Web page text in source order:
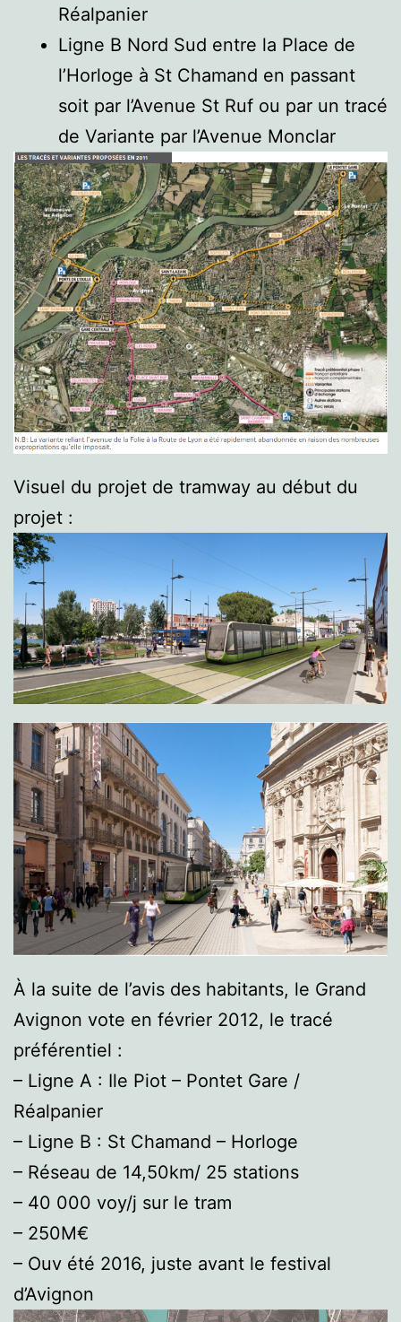
Réalpanier
Ligne B Nord Sud entre la Place de
l’Horloge à St Chamand en passant
soit par l’Avenue St Ruf ou par un tracé
de Variante par l’Avenue Monclar
Visuel du projet de tramway au début du
projet :
À la suite de l’avis des habitants, le Grand
Avignon vote en février 2012, le tracé
préférentiel :
– Ligne A : Ile Piot – Pontet Gare /
Réalpanier
– Ligne B : St Chamand – Horloge
– Réseau de 14,50km/ 25 stations
– 40 000 voy/j sur le tram
– 250M€
– Ouv été 2016, juste avant le festival
d’Avignon